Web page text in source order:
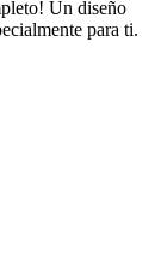
Un diseño
para ti.